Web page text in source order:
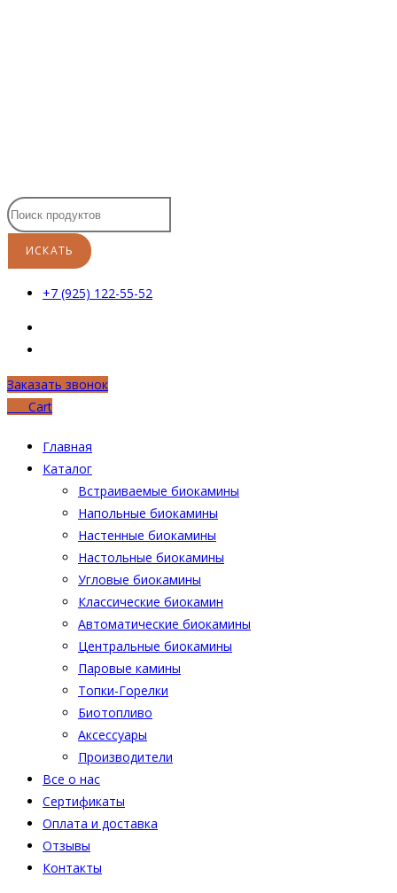
+7 (925) 122-55-52
Заказать звонок
Cart
Главная
Каталог
Встраиваемые биокамины
Напольные биокамины
Настенные биокамины
Настoльные биокамины
Угловые биокамины
Классические биокамин
Автоматические биокамины
Центральные биокамины
Паровые камины
Топки-Горелки
Биотопливо
Аксессуары
Производители
Все о нас
Сертификаты
Оплата и доставка
Отзывы
Контакты